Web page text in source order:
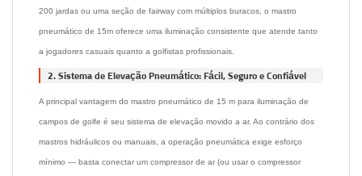
200 jardas ou uma seção de fairway com múltiplos buracos, o mastro
pneumático de 15m oferece uma iluminação consistente que atende tanto
a jogadores casuais quanto a golfistas profissionais.
2. Sistema de Elevação Pneumático: Fácil, Seguro e Confiável
A principal vantagem do mastro pneumático de 15 m para iluminação de
campos de golfe é seu sistema de elevação movido a ar. Ao contrário dos
mastros hidráulicos ou manuais, a operação pneumática exige esforço
mínimo — basta conectar um compressor de ar (ou usar o compressor